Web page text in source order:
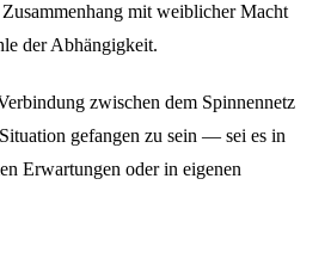
mit weiblicher Macht
der Abhängigkeit.
zwischen dem Spinnennetz
gefangen zu sein — sei es in
Erwartungen oder in eigenen